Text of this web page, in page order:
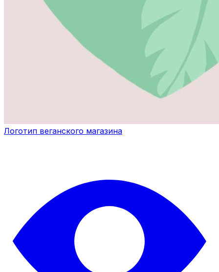
Логотип веганского магазина